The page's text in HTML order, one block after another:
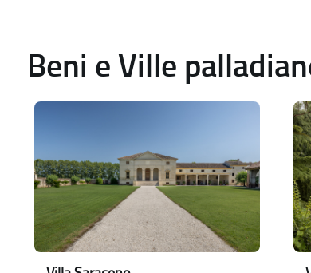
Beni e Ville